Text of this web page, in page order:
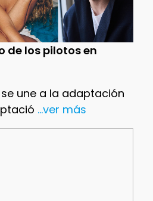
de los pilotos en
une a la adaptación
...ver más